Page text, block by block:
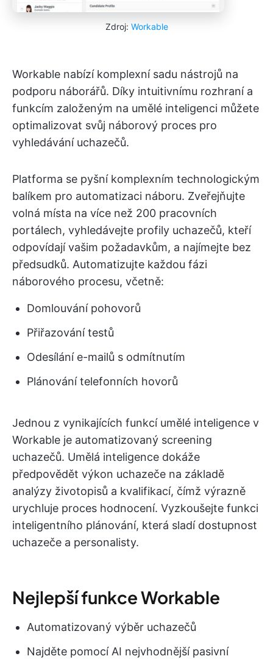
Zdroj: Workable
Workable nabízí komplexní sadu nástrojů na
podporu náborářů. Díky intuitivnímu rozhraní a
funkcím založeným na umělé inteligenci můžete
optimalizovat svůj náborový proces pro
vyhledávání uchazečů.
Platforma se pyšní komplexním technologickým
balíkem pro automatizaci náboru. Zveřejňujte
volná místa na více než 200 pracovních
portálech, vyhledávejte profily uchazečů, kteří
odpovídají vašim požadavkům, a najímejte bez
předsudků. Automatizujte každou fázi
náborového procesu, včetně:
Domlouvání pohovorů
Přiřazování testů
Odesílání e-mailů s odmítnutím
Plánování telefonních hovorů
Jednou z vynikajících funkcí umělé inteligence v
Workable je automatizovaný screening
uchazečů. Umělá inteligence dokáže
předpovědět výkon uchazeče na základě
analýzy životopisů a kvalifikací, čímž výrazně
urychluje proces hodnocení. Vyzkoušejte funkci
inteligentního plánování, která sladí dostupnost
uchazeče a personalisty.
Nejlepší funkce Workable
Automatizovaný výběr uchazečů
Najděte pomocí AI nejvhodnější pasivní